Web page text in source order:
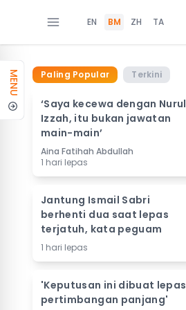
EN BM ZH TA
MENU Paling Popular Terkini
‘Saya kecewa dengan Nurul
Izzah, itu bukan jawatan
main-main’
Aina Fatihah Abdullah
1 hari lepas
Jantung Ismail Sabri
berhenti dua saat lepas
terjatuh, kata peguam
1 hari lepas
'Keputusan ini dibuat lepas
pertimbangan panjang'